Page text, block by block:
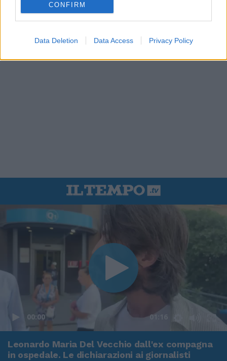
CONFIRM
Data Deletion Data Access Privacy Policy
00:00 01:16
Leonardo Maria Del Vecchio dall'ex compagna
in ospedale. Le dichiarazioni ai giornalisti